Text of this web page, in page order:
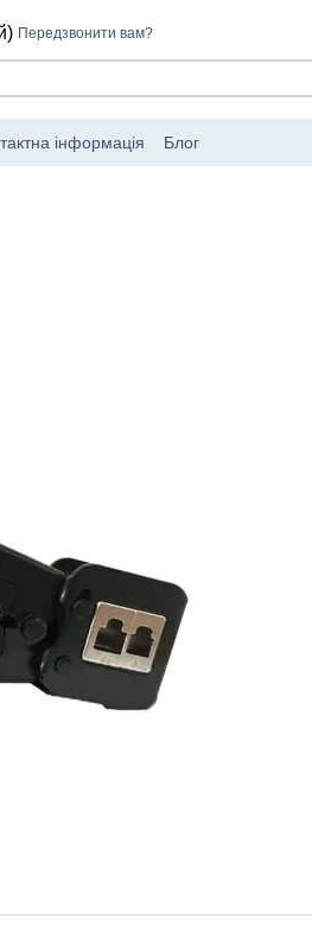
Передзвонити вам?
інформація Блог